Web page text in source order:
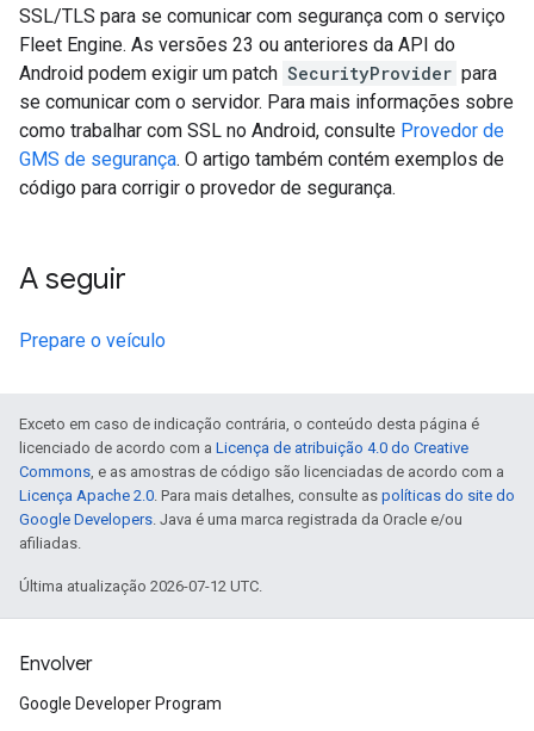
SSL/TLS para se comunicar com segurança com o serviço
Fleet Engine. As versões 23 ou anteriores da API do
Android podem exigir um patch SecurityProvider para
se comunicar com o servidor. Para mais informações sobre
como trabalhar com SSL no Android, consulte Provedor de
GMS de segurança. O artigo também contém exemplos de
código para corrigir o provedor de segurança.
A seguir
Prepare o veículo
Exceto em caso de indicação contrária, o conteúdo desta página é
licenciado de acordo com a Licença de atribuição 4.0 do Creative
Commons, e as amostras de código são licenciadas de acordo com a
Licença Apache 2.0. Para mais detalhes, consulte as políticas do site do
Google Developers. Java é uma marca registrada da Oracle e/ou
afiliadas.
Última atualização 2026-07-12 UTC.
Envolver
Google Developer Program